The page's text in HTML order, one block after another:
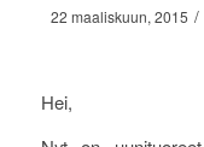
22 maaliskuun, 2015 /
Hei,